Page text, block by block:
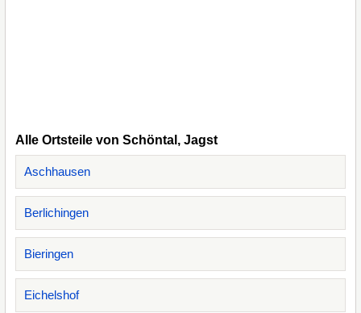
Alle Ortsteile von Schöntal, Jagst
Aschhausen
Berlichingen
Bieringen
Eichelshof